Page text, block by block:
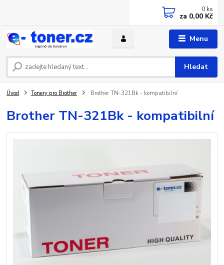
Menu
Hledat
0 ks
za 0,00 Kč
Úvod Tonery pro Brother Brother TN-321Bk - kompatibilní
Brother TN-321Bk - kompatibilní